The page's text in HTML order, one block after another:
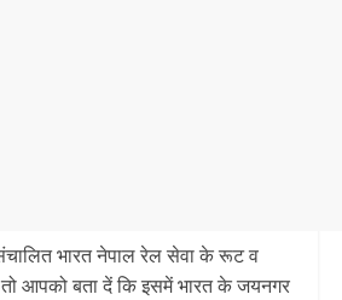
भारत नेपाल रेल सेवा के रूट व
आपको बता दें कि इसमें भारत के जयनगर